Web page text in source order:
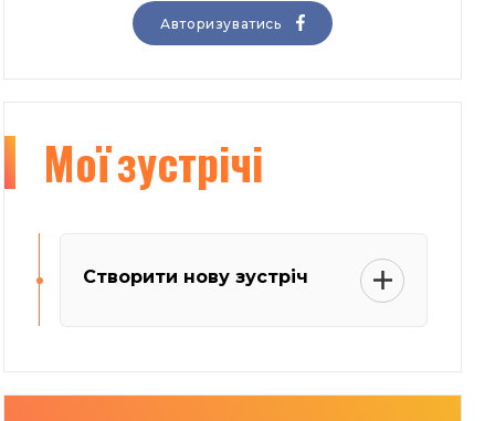
Авторизуватись
Моїзустрічі
Створити нову зустріч